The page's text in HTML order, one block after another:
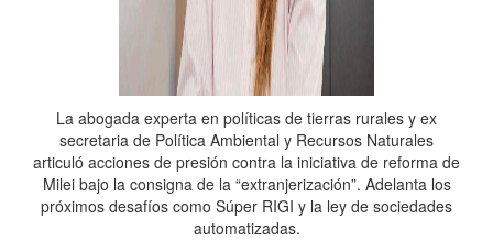
La abogada experta en políticas de tierras rurales y ex
secretaria de Política Ambiental y Recursos Naturales
articuló acciones de presión contra la iniciativa de reforma de
Milei bajo la consigna de la “extranjerización”. Adelanta los
próximos desafíos como Súper RIGI y la ley de sociedades
automatizadas.